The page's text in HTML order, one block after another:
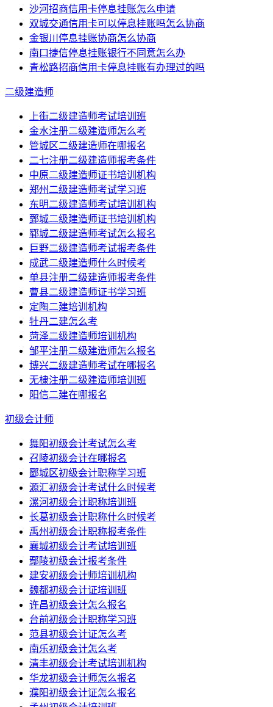
沙河招商信用卡停息挂账怎么申请
双城交通信用卡可以停息挂账吗怎么协商
金银川停息挂账协商怎么协商
南口捷信停息挂账银行不同意怎么办
青松路招商信用卡停息挂账有办理过的吗
二级建造师
上街二级建造师考试培训班
金水注册二级建造师怎么考
管城区二级建造师在哪报名
二七注册二级建造师报考条件
中原二级建造师证书培训机构
郑州二级建造师考试学习班
东明二级建造师考试培训机构
鄄城二级建造师证书培训机构
郓城二级建造师考试怎么报名
巨野二级建造师考试报考条件
成武二级建造师什么时候考
单县注册二级建造师报考条件
曹县二级建造师证书学习班
定陶二建培训机构
牡丹二建怎么考
菏泽二级建造师培训机构
邹平注册二级建造师怎么报名
博兴二级建造师考试在哪报名
无棣注册二级建造师培训班
阳信二建在哪报名
初级会计师
舞阳初级会计考试怎么考
召陵初级会计在哪报名
郾城区初级会计职称学习班
源汇初级会计考试什么时候考
漯河初级会计职称培训班
长葛初级会计职称什么时候考
禹州初级会计职称报考条件
襄城初级会计考试培训班
鄢陵初级会计报考条件
建安初级会计师培训机构
魏都初级会计证培训班
许昌初级会计怎么报名
台前初级会计职称学习班
范县初级会计证怎么考
南乐初级会计怎么考
清丰初级会计考试培训机构
华龙初级会计师怎么报名
濮阳初级会计证怎么报名